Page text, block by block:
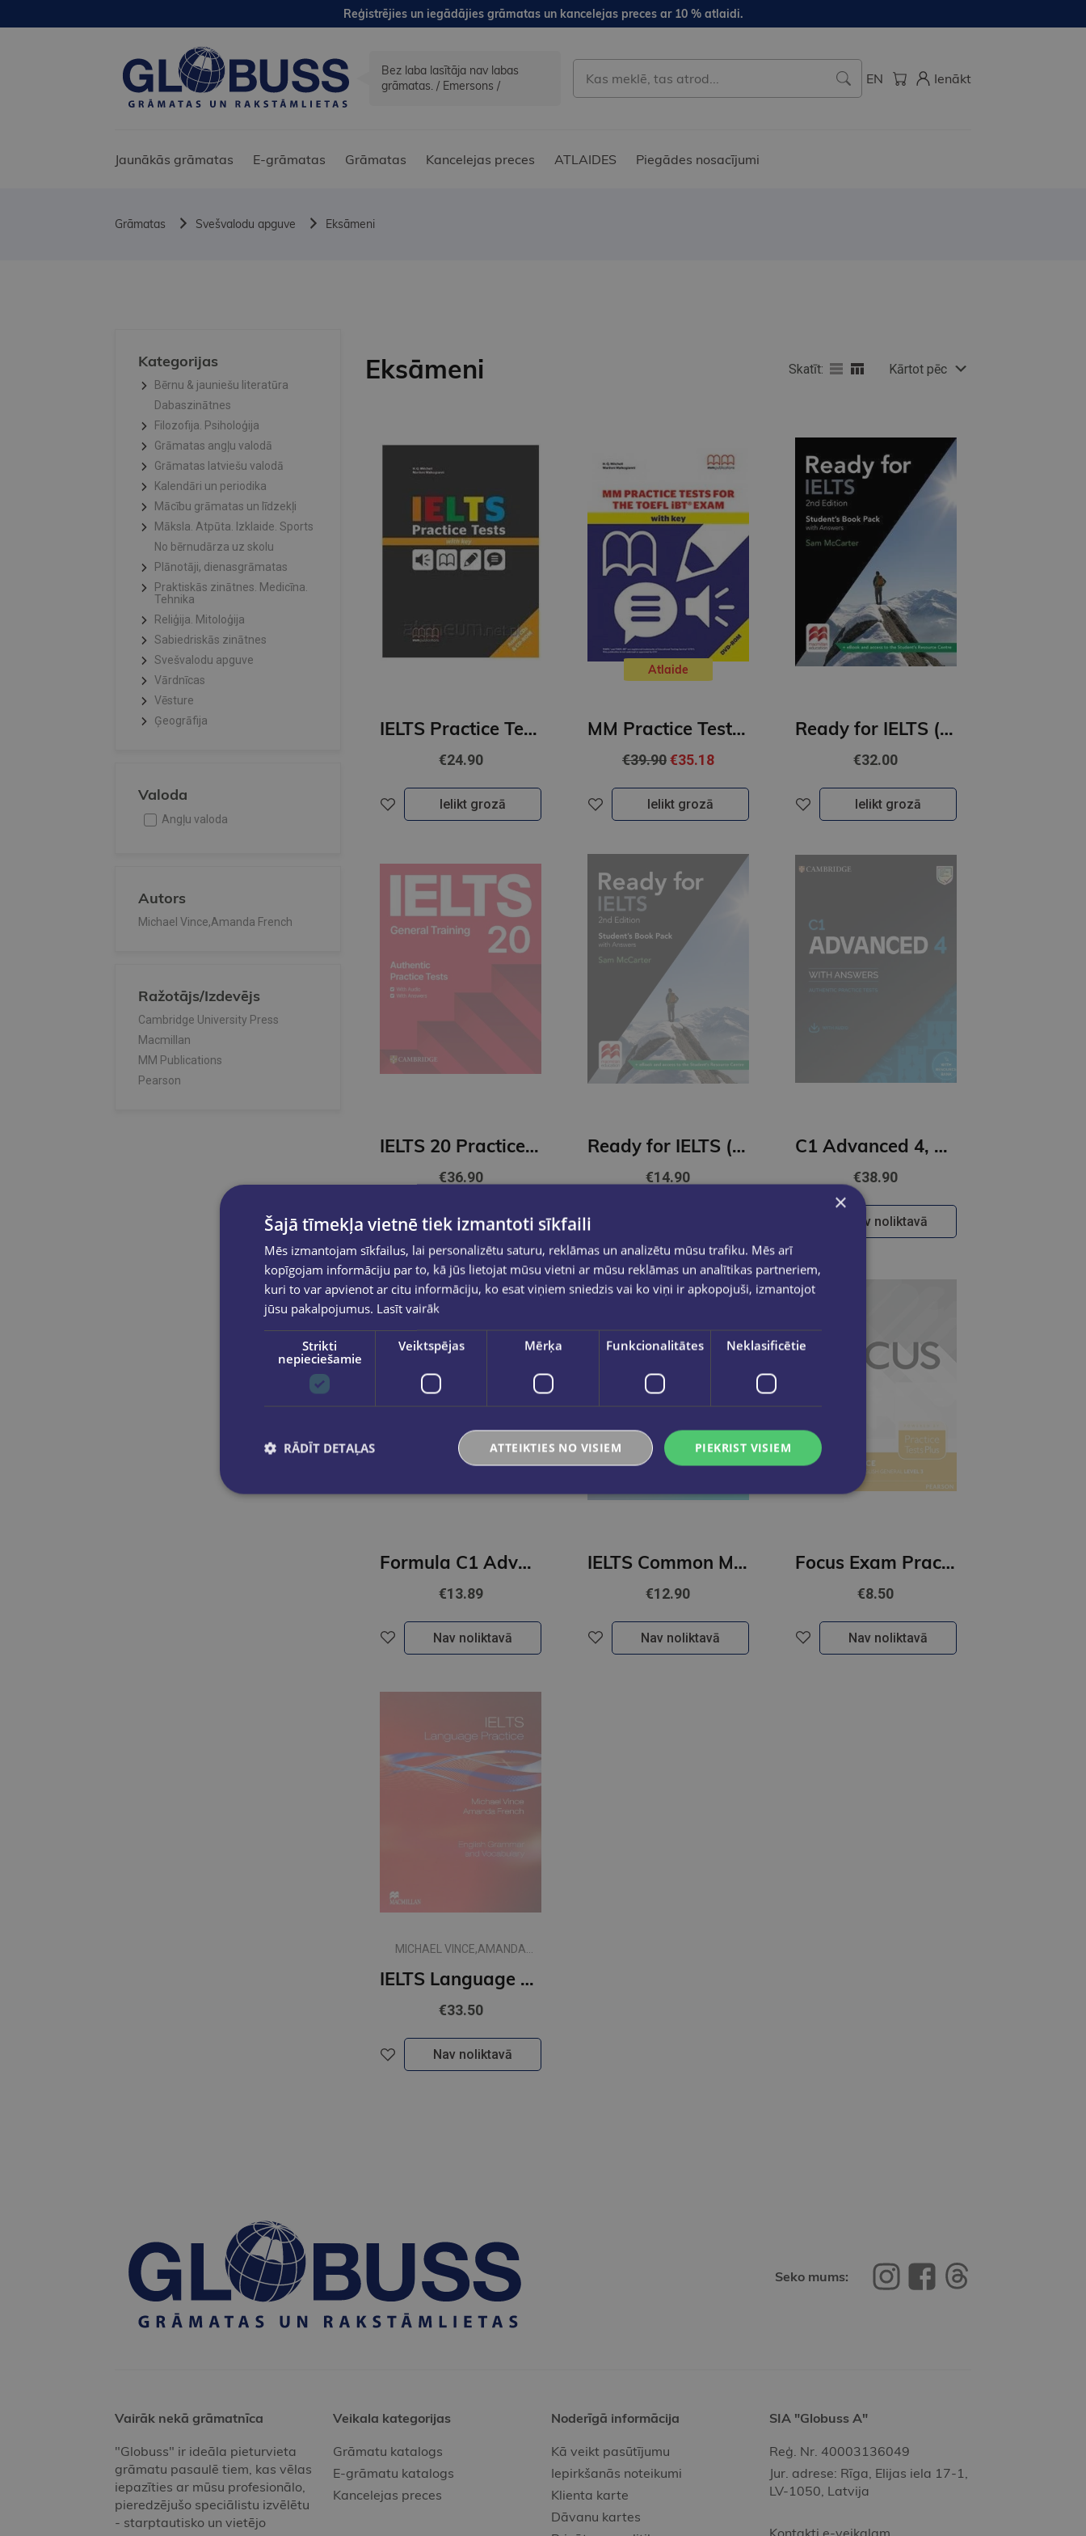
Reģistrējies un iegādājies grāmatas un kancelejas preces ar 10 % atlaidi.
Bez laba lasītāja nav labas
grāmatas. / Emersons /
EN Ienākt
Jaunākās grāmatas E-grāmatas Grāmatas Kancelejas preces ATLAIDES Piegādes nosacījumi
Grāmatas Svešvalodu apguve Eksāmeni
Kategorijas
Bērnu & jauniešu literatūra
Dabaszinātnes
Filozofija. Psiholoģija
Grāmatas angļu valodā
Grāmatas latviešu valodā
Kalendāri un periodika
Mācību grāmatas un līdzekļi
Māksla. Atpūta. Izklaide. Sports
No bērnudārza uz skolu
Plānotāji, dienasgrāmatas
Praktiskās zinātnes. Medicīna.
Tehnika
Reliģija. Mitoloģija
Sabiedriskās zinātnes
Svešvalodu apguve
Vārdnīcas
Vēsture
Ģeogrāfija
Valoda
Angļu valoda
Autors
Michael Vince,Amanda French
Ražotājs/Izdevējs
Cambridge University Press
Macmillan
MM Publications
Pearson
Eksāmeni Skatīt: Kārtot pēc
IELTS Practice Tests Student's Book with 2 Audio CDs (B2-C1+)
€24.90
Ielikt grozā
Atlaide
MM Practice Tests for the TOEFL iBT Exam with DVD-ROM (B2-C1)
€39.90€35.18
Ielikt grozā
Ready for IELTS (2nd Edition) Student's Book with Answers & eBook Pack
€32.00
Ielikt grozā
IELTS 20 Practice Test General Training Student's Book with Answers with Digital Pack
€36.90
Nav noliktavā
Ready for IELTS (2nd Edition) Workbook with Answers and Resources Pack
€14.90
C1 Advanced 4, Student's Book with Answers with Audio with Resource Bank; Authentic Practice Tests
€38.90
Nav noliktavā
Formula C1 Advanced Exam Trainer and Interactive eBook without Key with Digital Resources & App
€13.89
Nav noliktavā
IELTS Common Mistakes For Bands 6.0-7.0 Julie Moore
€12.90
Nav noliktavā
Focus Exam Practice: Pearson Tests of English General Level 3 (B2)
€8.50
Nav noliktavā
MICHAEL VINCE,AMANDA
IELTS Language Practice plus Key
€33.50
Nav noliktavā
Seko mums:
Vairāk nekā grāmatnīca
"Globuss" ir ideāla pieturvieta
grāmatu pasaulē tiem, kas vēlas
iepazīties ar mūsu profesionālo,
pieredzējušo speciālistu izvēlētu
- starptautisko un vietējo
Veikala kategorijas
Grāmatu katalogs
E-grāmatu katalogs
Kancelejas preces
Noderīgā informācija
Kā veikt pasūtījumu
Iepirkšanās noteikumi
Klienta karte
Dāvanu kartes
SIA "Globuss A"
Reģ. Nr. 40003136049
Jur. adrese: Rīga, Elijas iela 17-1,
LV-1050, Latvija
Kontakti e-veikalam
×
Šajā tīmekļa vietnē tiek izmantoti sīkfaili
Mēs izmantojam sīkfailus, lai personalizētu saturu, reklāmas un analizētu mūsu trafiku. Mēs arī
kopīgojam informāciju par to, kā jūs lietojat mūsu vietni ar mūsu reklāmas un analītikas partneriem,
kuri to var apvienot ar citu informāciju, ko esat viņiem sniedzis vai ko viņi ir apkopojuši, izmantojot
jūsu pakalpojumus. Lasīt vairāk
Strikti
nepieciešamie
Veiktspējas Mērķa Funkcionalitātes Neklasificētie
PIEKRIST VISIEM
ATTEIKTIES NO VISIEM
RĀDĪT DETAĻAS